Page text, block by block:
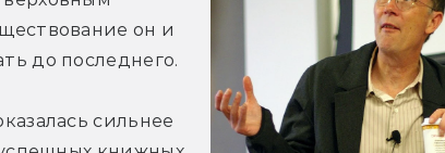
он и
до последнего.
сильнее